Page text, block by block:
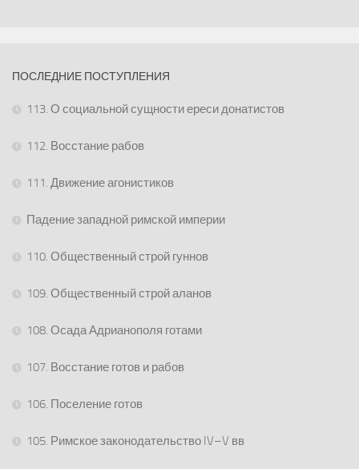
ПОСЛЕДНИЕ ПОСТУПЛЕНИЯ
113. О социальной сущности ереси донатистов
112. Восстание рабов
111. Движение агонистиков
Падение западной римской империи
110. Общественный строй гуннов
109. Общественный строй аланов
108. Осада Адрианополя готами
107. Восстание готов и рабов
106. Поселение готов
105. Римское законодательство IV–V вв